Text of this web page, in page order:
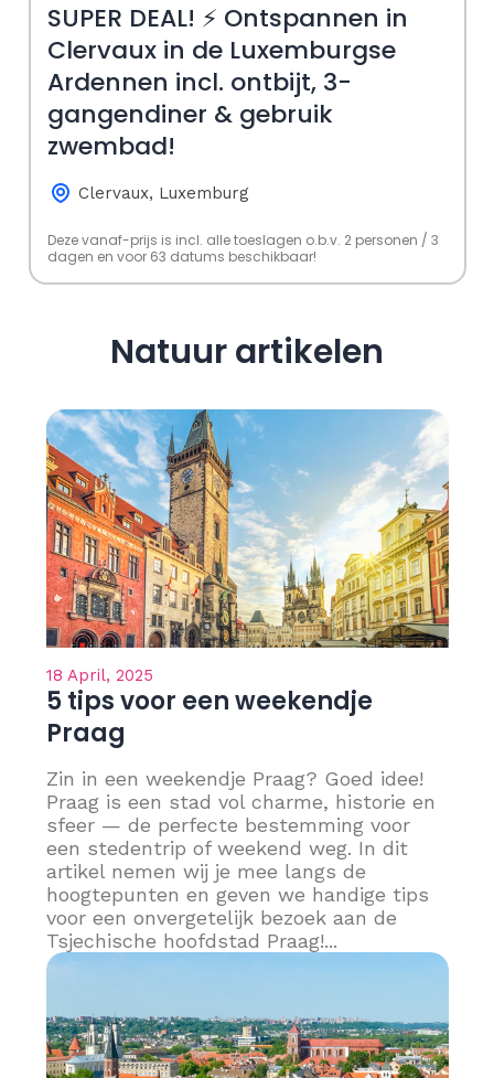
SUPER DEAL! ⚡ Ontspannen in
Clervaux in de Luxemburgse
Ardennen incl. ontbijt, 3-
gangendiner & gebruik
zwembad!
Clervaux, Luxemburg
Deze vanaf-prijs is incl. alle toeslagen o.b.v. 2 personen / 3
dagen en voor 63 datums beschikbaar!
Natuur artikelen
18 April, 2025
5 tips voor een weekendje
Praag
Zin in een weekendje Praag? Goed idee!
Praag is een stad vol charme, historie en
sfeer — de perfecte bestemming voor
een stedentrip of weekend weg. In dit
artikel nemen wij je mee langs de
hoogtepunten en geven we handige tips
voor een onvergetelijk bezoek aan de
Tsjechische hoofdstad Praag!...